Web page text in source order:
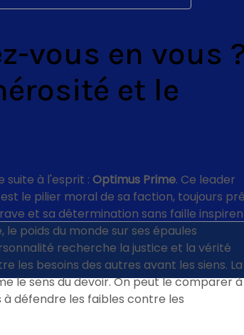
vous en vous
et le
suite à l'esprit : Optimus Prime. Ce leader
le pilier moral de sa faction, toujours
et sa détermination sans faille
poids du monde sur ses épaules
recherche la justice et la vérité
les besoins des autres avant les siens. La
le sens du devoir. On peut le comparer à
défendre les faibles contre les